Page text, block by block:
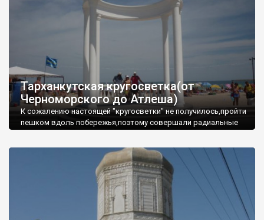
Тарханкутская кругосветка(от
Черноморского до Атлеша)
К сожалению настоящей "кругосветки" не получилось,пройти
пешком вдоль побережья,поэтому совершали радиальные